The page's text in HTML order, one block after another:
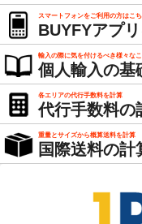
スマートフォンをご利用の方はこ
BUYFYアプ
輸入の際に気を付けるべき様々な
個人輸入の基
各エリアの代行手数料を計算
代行手数料の
重量とサイズから概算送料を計算
国際送料の計